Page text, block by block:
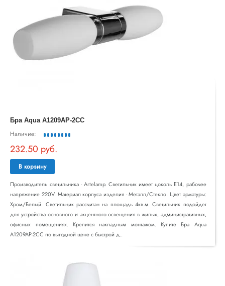
Бра Aqua A1209AP-2CC
Наличие:
232.50 руб.
В корзину
Производитель светильника - Artelamp. Светильник имеет цоколь E14, рабочее
напряжение 220V. Материал корпуса изделия - Металл/Стекло. Цвет арматуры:
Хром/Белый. Светильник рассчитан на площадь 4кв.м. Светильник подойдет
для устройства основного и акцентного освещения в жилых, административных,
офисных помещениях. Крепится накладным монтажом. Купите Бра Aqua
A1209AP-2CC по выгодной цене с быстрой д..